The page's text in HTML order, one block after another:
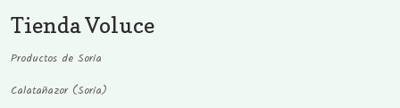
Tienda Voluce
Productos de Soria
Calatañazor (Soria)